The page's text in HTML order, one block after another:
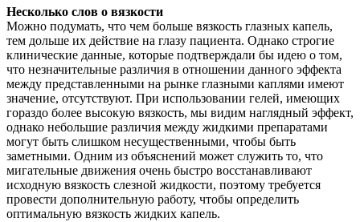
Несколько слов о вязкости
Можно подумать, что чем больше вязкость глазных капель,
тем дольше их действие на глазу пациента. Однако строгие
клинические данные, которые подтверждали бы идею о том,
что незначительные различия в отношении данного эффекта
между представленными на рынке глазными каплями имеют
значение, отсутствуют. При использовании гелей, имеющих
гораздо более высокую вязкость, мы видим наглядный эффект,
однако небольшие различия между жидкими препаратами
могут быть слишком несущественными, чтобы быть
заметными. Одним из объяснений может служить то, что
мигательные движения очень быстро восстанавливают
исходную вязкость слезной жидкости, поэтому требуется
провести дополнительную работу, чтобы определить
оптимальную вязкость жидких капель.